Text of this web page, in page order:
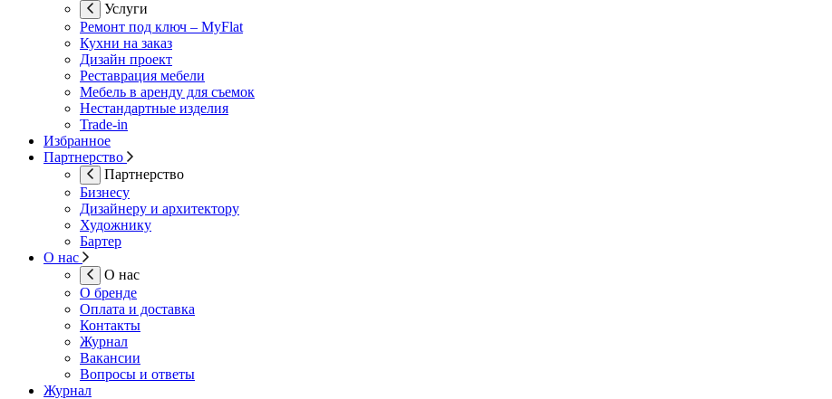
Услуги
Ремонт под ключ – MyFlat
Кухни на заказ
Дизайн проект
Реставрация мебели
Мебель в аренду для съемок
Нестандартные изделия
Trade-in
Избранное
Партнерство
Партнерство
Бизнесу
Дизайнеру и архитектору
Художнику
Бартер
О нас
О нас
О бренде
Оплата и доставка
Контакты
Журнал
Вакансии
Вопросы и ответы
Журнал